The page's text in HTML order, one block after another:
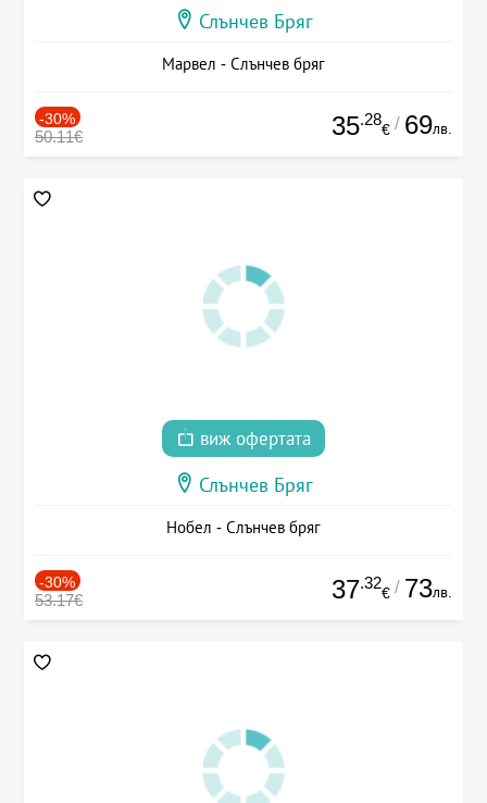
Слънчев Бряг
Марвел - Слънчев бряг
-30%
50.11€ 35.28
€ / 69лв.
виж офертата
Слънчев Бряг
Нобел - Слънчев бряг
-30%
53.17€ 37.32
€ / 73лв.